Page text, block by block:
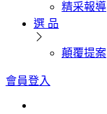
精采報導
選 品
顛覆提案
會員登入